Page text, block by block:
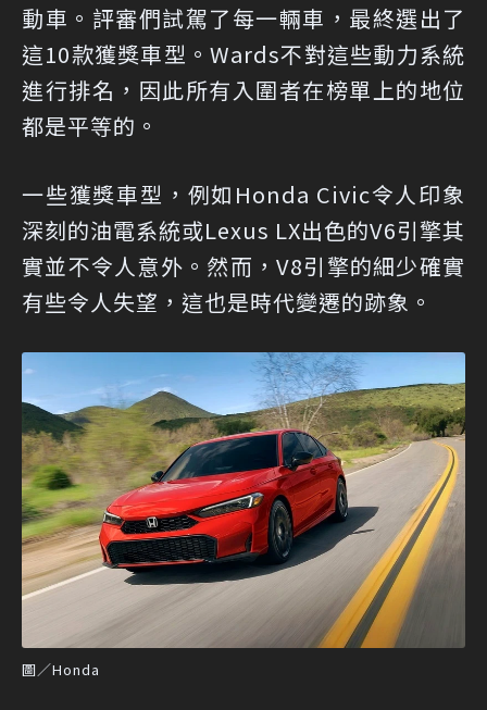
動車。評審們試駕了每一輛車，最終選出了
這10款獲獎車型。Wards不對這些動力系統
進行排名，因此所有入圍者在榜單上的地位
都是平等的。
一些獲獎車型，例如Honda Civic令人印象
深刻的油電系統或Lexus LX出色的V6引擎其
實並不令人意外。然而，V8引擎的細少確實
有些令人失望，這也是時代變遷的跡象。
圖／Honda